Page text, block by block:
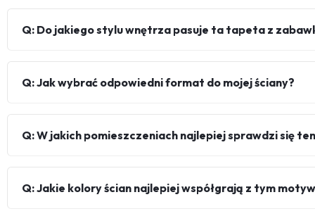
Q: Do jakiego stylu wnętrza pasuje ta tapeta z
Q: Jak wybrać odpowiedni format do mojej ściany?
Q: W jakich pomieszczeniach najlepiej sprawdzi się
Q: Jakie kolory ścian najlepiej współgrają z tym